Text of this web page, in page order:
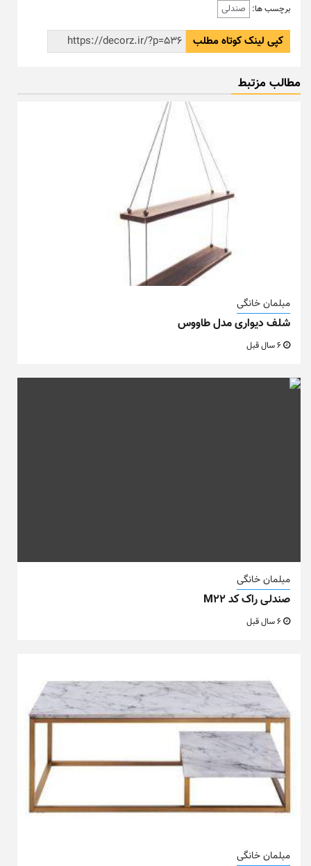
برچسب ها: صندلی
کپی لینک کوتاه مطلب
مطالب مزتبط
مبلمان خانگی
شلف دیواری مدل طاووس
مبلمان خانگی
صندلی راک کد M22
مبلمان خانگی